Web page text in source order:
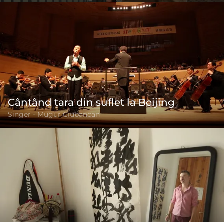
Cântând ţara din suflet la Beijing
Singer - Mugur Ciubancan